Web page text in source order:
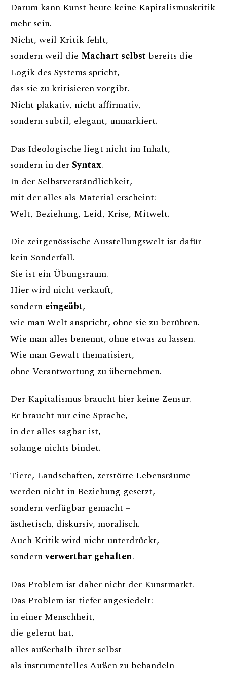
Darum kann Kunst heute keine Kapitalismuskritik
mehr sein.
Nicht, weil Kritik fehlt,
sondern weil die Machart selbst bereits die
Logik des Systems spricht,
das sie zu kritisieren vorgibt.
Nicht plakativ, nicht affirmativ,
sondern subtil, elegant, unmarkiert.
Das Ideologische liegt nicht im Inhalt,
sondern in derSyntax.
In der Selbstverständlichkeit,
mit der alles als Material erscheint:
Welt, Beziehung, Leid, Krise, Mitwelt.
Die zeitgenössische Ausstellungswelt ist dafür
kein Sonderfall.
Sie ist ein Übungsraum.
Hier wird nicht verkauft,
sondern eingeübt,
wie man Welt anspricht, ohne sie zu berühren.
Wie man alles benennt, ohne etwas zu lassen.
Wie man Gewalt thematisiert,
ohne Verantwortung zu übernehmen.
Der Kapitalismus braucht hier keine Zensur.
Er braucht nur eine Sprache,
in der alles sagbar ist,
solange nichts bindet.
Tiere, Landschaften, zerstörte Lebensräume
werden nicht in Beziehung gesetzt,
sondern verfügbar gemacht –
ästhetisch, diskursiv, moralisch.
Auch Kritik wird nicht unterdrückt,
sondernverwertbar gehalten.
Das Problem ist daher nicht der Kunstmarkt.
Das Problem ist tiefer angesiedelt:
in einer Menschheit,
die gelernt hat,
alles außerhalb ihrer selbst
als instrumentelles Außen zu behandeln –